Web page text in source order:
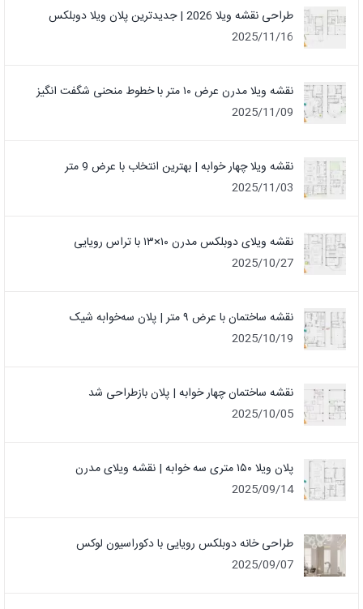
طراحی نقشه ویلا 2026 | جدیدترین پلان ویلا دوبلکس
2025/11/16
نقشه ویلا مدرن عرض ۱۰ متر با خطوط منحنی شگفت انگیز
2025/11/09
نقشه ویلا چهار خوابه | بهترین انتخاب با عرض 9 متر
2025/11/03
نقشه ویلای دوبلکس مدرن ۱۰×۱۳ با تراس رویایی
2025/10/27
نقشه ساختمان با عرض ۹ متر | پلان سه‌خوابه شیک
2025/10/19
نقشه ساختمان چهار خوابه | پلان بازطراحی شد
2025/10/05
پلان ویلا ۱۵۰ متری سه خوابه | نقشه ویلای مدرن
2025/09/14
طراحی خانه دوبلکس رویایی با دکوراسیون لوکس
2025/09/07